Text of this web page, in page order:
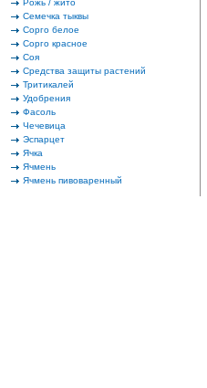
Рожь / жито
Семечка тыквы
Сорго белое
Сорго красное
Соя
Средства защиты растений
Тритикалей
Удобрения
Фасоль
Чечевица
Эспарцет
Ячка
Ячмень
Ячмень пивоваренный